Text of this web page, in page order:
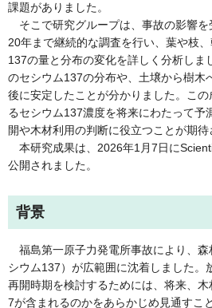
課題がありました。
そこで研究グループは、事故の影響
20年まで継続的な調査を行い、葉や枝
137の量と分布の変化を詳しく分析しま
のセシウム137の分布や、土壌から樹木
後に安定したことが分かりました。こ
るセシウム137濃度を将来にわたって予
開や木材利用の判断に役立つことが期待
本研究成果は、2026年1月7日に
公開されました。
背景
福島第一原子力発電所事故により、
シウム137）が広範囲に沈着しました。
再開時期を検討するためには、将来、
7が含まれるのかをあらかじめ見通すこ